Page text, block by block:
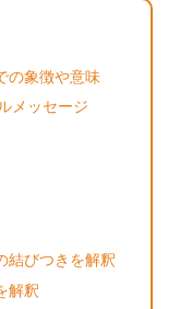
の象徴や意味
メッセージ
結びつきを解釈
解釈